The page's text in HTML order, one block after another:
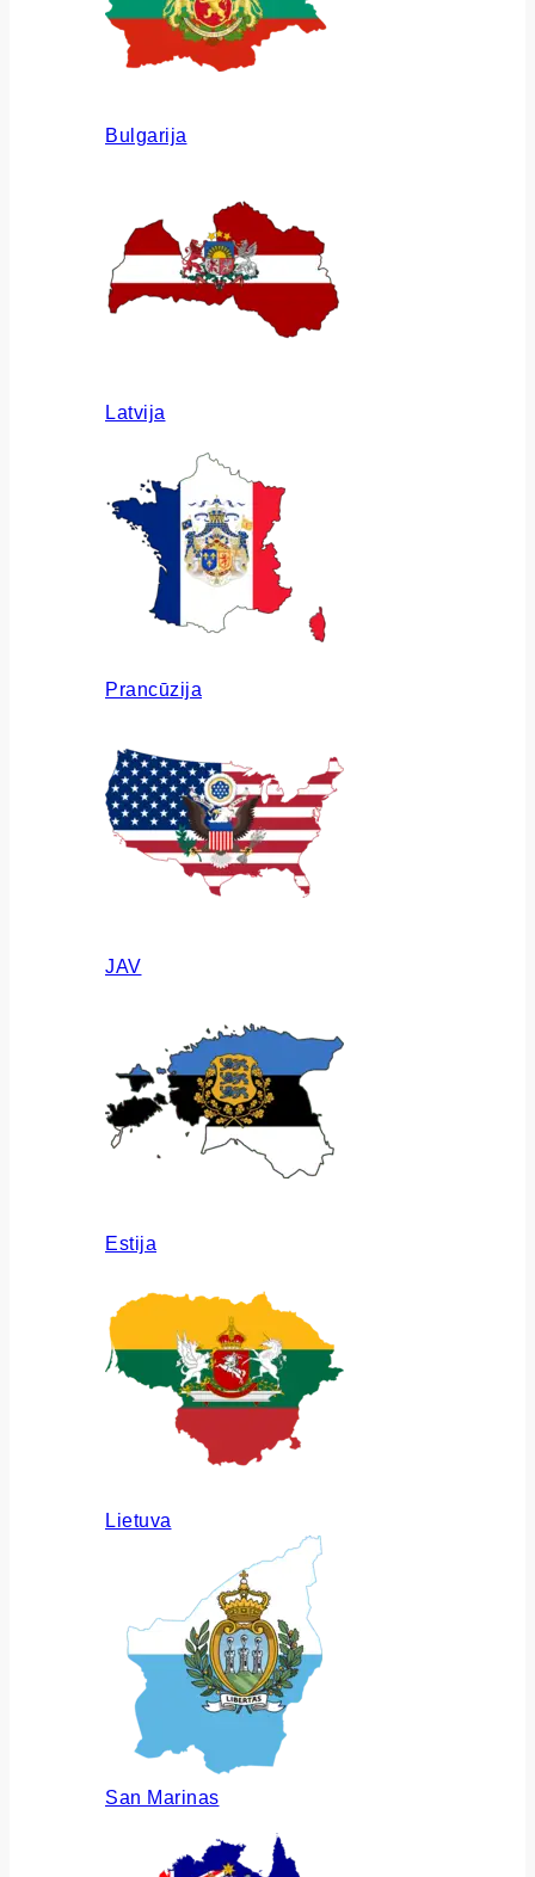
Bulgarija
Latvija
Prancūzija
JAV
Estija
Lietuva
San Marinas